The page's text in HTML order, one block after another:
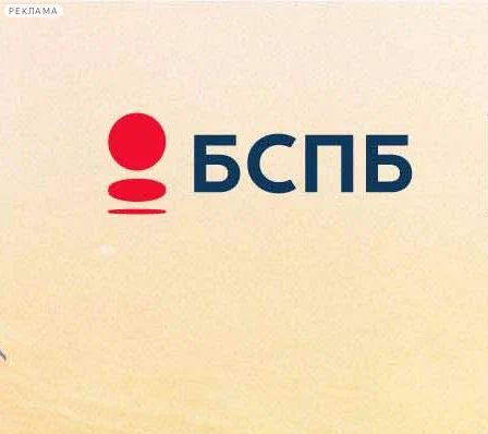
РЕКЛАМА
Сегодня:
2026.08.09
14:48
Афиша Plus